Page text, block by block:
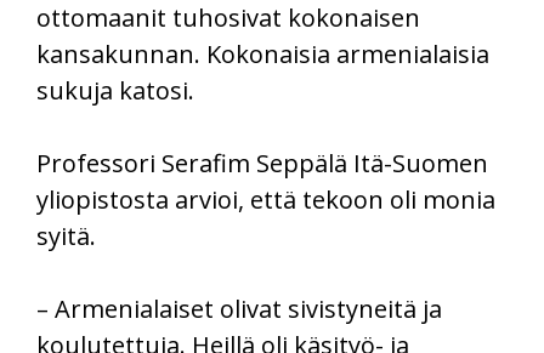
ottomaanit tuhosivat kokonaisen
kansakunnan. Kokonaisia armenialaisia
sukuja katosi.
Professori Serafim Seppälä Itä-Suomen
yliopistosta arvioi, että tekoon oli monia
syitä.
– Armenialaiset olivat sivistyneitä ja
koulutettuja. Heillä oli käsityö- ja